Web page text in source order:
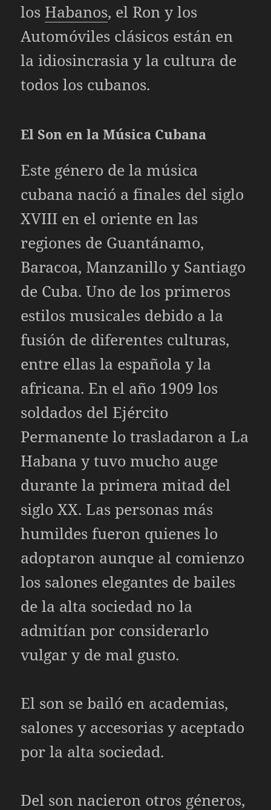
los Habanos, el Ron y los
Automóviles clásicos están en
la idiosincrasia y la cultura de
todos los cubanos.
El Son en la Música Cubana
Este género de la música
cubana nació a finales del siglo
XVIII en el oriente en las
regiones de Guantánamo,
Baracoa, Manzanillo y Santiago
de Cuba. Uno de los primeros
estilos musicales debido a la
fusión de diferentes culturas,
entre ellas la española y la
africana. En el año 1909 los
soldados del Ejército
Permanente lo trasladaron a La
Habana y tuvo mucho auge
durante la primera mitad del
siglo XX. Las personas más
humildes fueron quienes lo
adoptaron aunque al comienzo
los salones elegantes de bailes
de la alta sociedad no la
admitían por considerarlo
vulgar y de mal gusto.
El son se bailó en academias,
salones y accesorias y aceptado
por la alta sociedad.
Del son nacieron otros géneros,